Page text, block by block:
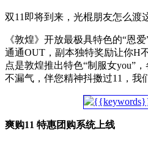
双11即将到来，光棍朋友怎么渡
《敦煌》开放最极具特色的“恩
通通OUT，副本独特奖励让你H
点是敦煌推出特色“制服女you”
不漏气，伴您精神抖擞过11，我
爽购11 特惠团购系统上线